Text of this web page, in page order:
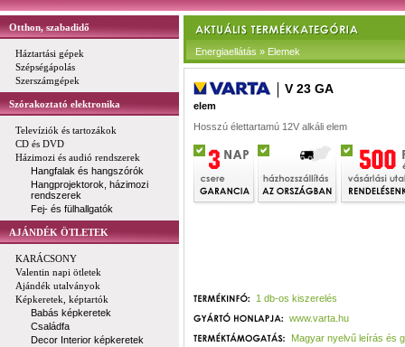
Otthon, szabadidő
Háztartási gépek
Szépségápolás
Szerszámgépek
Szórakoztató elektronika
Televíziók és tartozákok
CD és DVD
Házimozi és audió rendszerek
Hangfalak és hangszórók
Hangprojektorok, házimozi
rendszerek
Fej- és fülhallgatók
AJÁNDÉK ÖTLETEK
KARÁCSONY
Valentin napi ötletek
Ajándék utalványok
Képkeretek, képtartók
Babás képkeretek
Családfa
Decor Interior képkeretek
Energiaellátás » Elemek
V 23 GA
elem
Hosszú élettartamú 12V alkáli elem
1 db-os kiszerelés
www.varta.hu
Magyar nyelvű leírás és